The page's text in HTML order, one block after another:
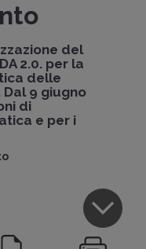
del
2.0. per la
delle
9 giugno
di
e per i